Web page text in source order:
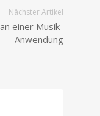
Nächster Artikel
einer Musik-
Anwendung